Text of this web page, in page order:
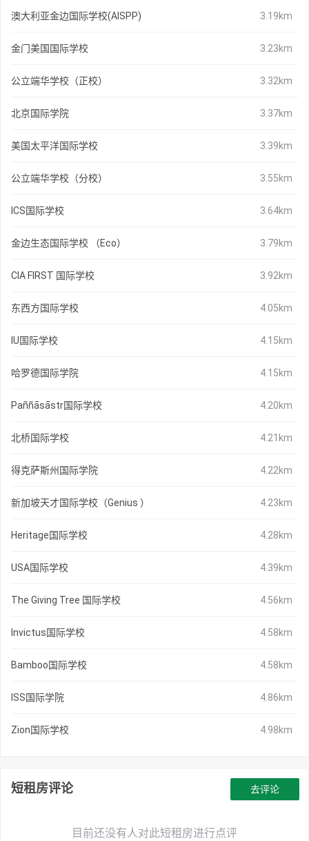
澳大利亚金边国际学校(AISPP) 3.19km
金门美国国际学校 3.23km
公立端华学校（正校） 3.32km
北京国际学院 3.37km
美国太平洋国际学校 3.39km
公立端华学校（分校） 3.55km
ICS国际学校 3.64km
金边生态国际学校 （Eco） 3.79km
CIA FIRST 国际学校 3.92km
东西方国际学校 4.05km
IU国际学校 4.15km
哈罗德国际学院 4.15km
Paññāsāstr国际学校 4.20km
北桥国际学校 4.21km
得克萨斯州国际学院 4.22km
新加坡天才国际学校（Genius ） 4.23km
Heritage国际学校 4.28km
USA国际学校 4.39km
The Giving Tree 国际学校 4.56km
Invictus国际学校 4.58km
Bamboo国际学校 4.58km
ISS国际学院 4.86km
Zion国际学校 4.98km
短租房评论
目前还没有人对此短租房进行点评
去评论